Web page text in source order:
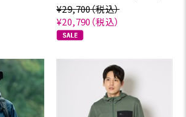
¥29,700（税込）
¥20,790 （税込）